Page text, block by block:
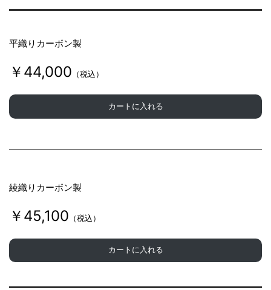
平織りカーボン製
￥44,000 （税込）
カートに入れる
綾織りカーボン製
￥45,100 （税込）
カートに入れる